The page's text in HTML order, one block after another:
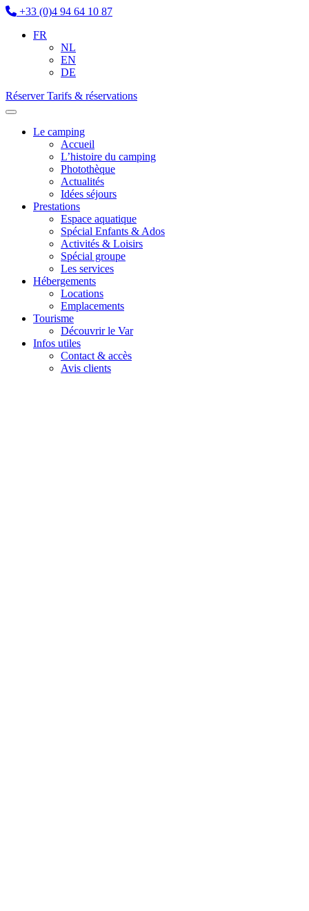
+33 (0)4 94 64 10 87
FR
NL
EN
DE
RéserverTarifs & réservations
Le camping
Accueil
L’histoire du camping
Photothèque
Actualités
Idées séjours
Prestations
Espace aquatique
Spécial Enfants & Ados
Activités & Loisirs
Spécial groupe
Les services
Hébergements
Locations
Emplacements
Tourisme
Découvrir le Var
Infos utiles
Contact & accès
Avis clients